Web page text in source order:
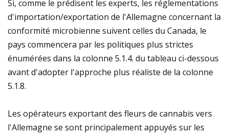
Si, comme le prédisent les experts, les réglementations
d'importation/exportation de l'Allemagne concernant la
conformité microbienne suivent celles du Canada, le
pays commencera par les politiques plus strictes
énumérées dans la colonne 5.1.4. du tableau ci-dessous
avant d'adopter l'approche plus réaliste de la colonne
5.1.8.
Les opérateurs exportant des fleurs de cannabis vers
l'Allemagne se sont principalement appuyés sur les